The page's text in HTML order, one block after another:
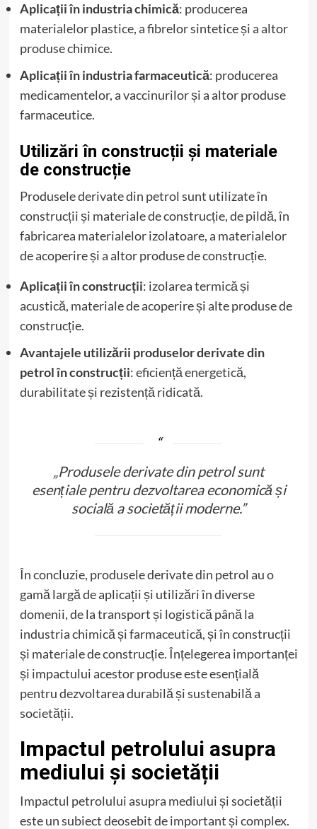
Aplicații în industria chimică: producerea
materialelor plastice, a fibrelor sintetice și a altor
produse chimice.
Aplicații în industria farmaceutică: producerea
medicamentelor, a vaccinurilor și a altor produse
farmaceutice.
Utilizări în construcții și materiale
de construcție
Produsele derivate din petrol sunt utilizate în
construcții și materiale de construcție, de pildă, în
fabricarea materialelor izolatoare, a materialelor
de acoperire și a altor produse de construcție.
Aplicații în construcții: izolarea termică și
acustică, materiale de acoperire și alte produse de
construcție.
Avantajele utilizării produselor derivate din
petrol în construcții: eficiență energetică,
durabilitate și rezistență ridicată.
„Produsele derivate din petrol sunt
esențiale pentru dezvoltarea economică și
socială a societății moderne.”
În concluzie, produsele derivate din petrol au o
gamă largă de aplicații și utilizări în diverse
domenii, de la transport și logistică până la
industria chimică și farmaceutică, și în construcții
și materiale de construcție. Înțelegerea importanței
și impactului acestor produse este esențială
pentru dezvoltarea durabilă și sustenabilă a
societății.
Impactul petrolului asupra
mediului și societății
Impactul petrolului asupra mediului și societății
este un subiect deosebit de important și complex.